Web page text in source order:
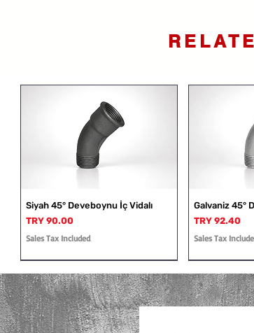
Siyah 45° Deveboynu İç Vidalı
Price
TRY 90.00
Sales Tax Included
Galvaniz 45°
Price
TRY 92.40
Sales Tax